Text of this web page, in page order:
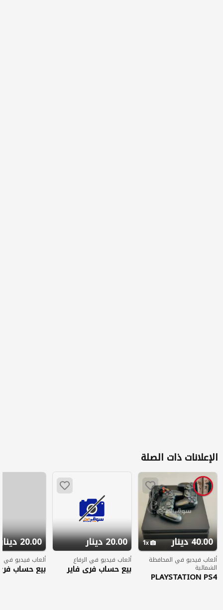
الإعلانات ذات الصلة
40.00 دينار 1
ألعاب فيديو في المحافظة
الشمالية
PLAYSTATION PS4
20.00 دينار
ألعاب فيديو في الرفاع
بيع حساب فري فاير
20.00 دينار
ألعاب فيديو في
بيع حساب